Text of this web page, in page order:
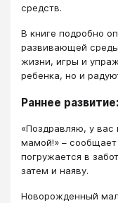
средств.
В книге подробно
развивающей
жизни, игры и
ребенка, но и
Раннее
«Поздравляю, у
мамой!» –
погружается в
затем и наяву.
Новорожденный